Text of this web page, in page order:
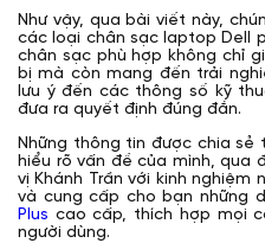
Như vậy, qua bài viết này,
các loại chân sạc laptop Dell
chân sạc phù hợp không chỉ
bị mà còn mang đến trải
lưu ý đến các thông số kỹ
đưa ra quyết định đúng đắn.
Những thông tin được chia
hiểu rõ vấn đề của mình,
vị Khánh Trần với kinh nghiệm
và cung cấp cho bạn những
Plus cao cấp, thích hợp mọi
người dùng.